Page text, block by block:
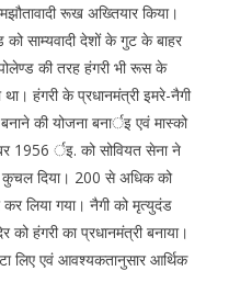
रूख अख्तियार किया।
को साम्यवादी देशों के गुट के बाहर
की तरह हंगरी भी रूस के
हंगरी के प्रधानमंत्री इमरे-नैगी
की योजना बनार्इ एवं मास्को
1956 र्इ. को सोवियत सेना ने
कुचल दिया। 200 से अधिक को
लिया गया। नैगी को मृत्युदंड
को हंगरी का प्रधानमंत्री बनाया।
लिए एवं आवश्यकतानुसार आर्थिक